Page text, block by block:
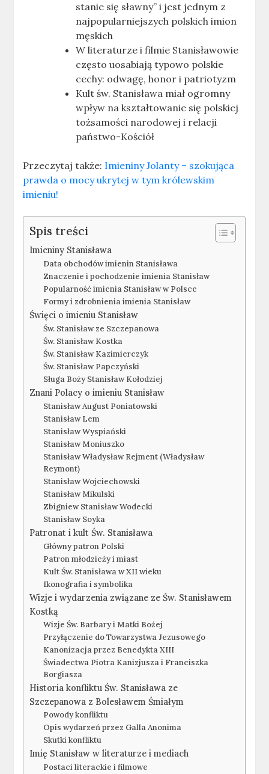
stanie się sławny” i jest jednym z
najpopularniejszych polskich imion
męskich
W literaturze i filmie Stanisławowie
często uosabiają typowo polskie
cechy: odwagę, honor i patriotyzm
Kult św. Stanisława miał ogromny
wpływ na kształtowanie się polskiej
tożsamości narodowej i relacji
państwo-Kościół
Przeczytaj także: Imieniny Jolanty – szokująca
prawda o mocy ukrytej w tym królewskim
imieniu!
Spis treści
Imieniny Stanisława
Data obchodów imienin Stanisława
Znaczenie i pochodzenie imienia Stanisław
Popularność imienia Stanisław w Polsce
Formy i zdrobnienia imienia Stanisław
Święci o imieniu Stanisław
Św. Stanisław ze Szczepanowa
Św. Stanisław Kostka
Św. Stanisław Kazimierczyk
Św. Stanisław Papczyński
Sługa Boży Stanisław Kołodziej
Znani Polacy o imieniu Stanisław
Stanisław August Poniatowski
Stanisław Lem
Stanisław Wyspiański
Stanisław Moniuszko
Stanisław Władysław Rejment (Władysław
Reymont)
Stanisław Wojciechowski
Stanisław Mikulski
Zbigniew Stanisław Wodecki
Stanisław Soyka
Patronat i kult Św. Stanisława
Główny patron Polski
Patron młodzieży i miast
Kult Św. Stanisława w XII wieku
Ikonografia i symbolika
Wizje i wydarzenia związane ze Św. Stanisławem
Kostką
Wizje Św. Barbary i Matki Bożej
Przyłączenie do Towarzystwa Jezusowego
Kanonizacja przez Benedykta XIII
Świadectwa Piotra Kanizjusza i Franciszka
Borgiasza
Historia konfliktu Św. Stanisława ze
Szczepanowa z Bolesławem Śmiałym
Powody konfliktu
Opis wydarzeń przez Galla Anonima
Skutki konfliktu
Imię Stanisław w literaturze i mediach
Postaci literackie i filmowe